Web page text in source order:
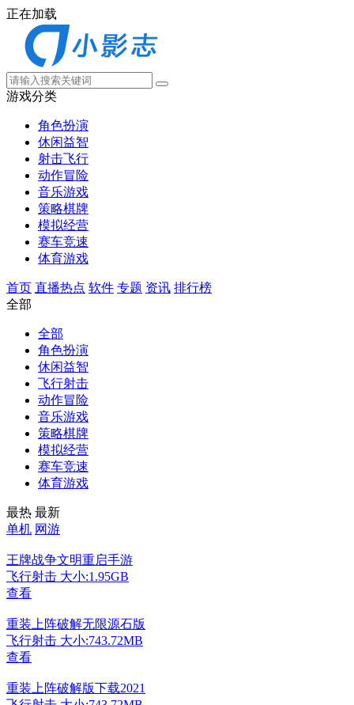
正在加载
游戏分类
角色扮演
休闲益智
射击飞行
动作冒险
音乐游戏
策略棋牌
模拟经营
赛车竞速
体育游戏
首页 直播热点 软件 专题 资讯 排行榜
全部
全部
角色扮演
休闲益智
飞行射击
动作冒险
音乐游戏
策略棋牌
模拟经营
赛车竞速
体育游戏
最热 最新
单机 网游
王牌战争文明重启手游
飞行射击 大小:1.95GB
查看
重装上阵破解无限源石版
飞行射击 大小:743.72MB
查看
重装上阵破解版下载2021